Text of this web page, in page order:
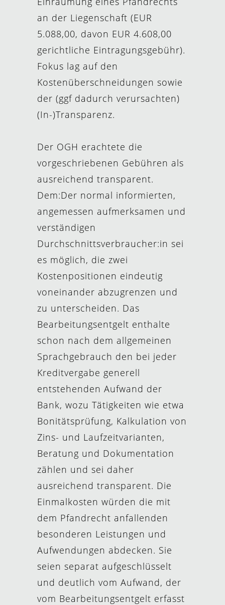
an der Liegenschaft (EUR
5.088,00, davon EUR 4.608,00
gerichtliche Eintragungsgebühr).
Fokus lag auf den
Kostenüberschneidungen sowie
der (ggf dadurch verursachten)
(In-)Transparenz.
Der OGH erachtete die
vorgeschriebenen Gebühren als
ausreichend transparent.
Dem:Der normal informierten,
angemessen aufmerksamen und
verständigen
Durchschnittsverbraucher:in sei
es möglich, die zwei
Kostenpositionen eindeutig
voneinander abzugrenzen und
zu unterscheiden. Das
Bearbeitungsentgelt enthalte
schon nach dem allgemeinen
Sprachgebrauch den bei jeder
Kreditvergabe generell
entstehenden Aufwand der
Bank, wozu Tätigkeiten wie etwa
Bonitätsprüfung, Kalkulation von
Zins- und Laufzeitvarianten,
Beratung und Dokumentation
zählen und sei daher
ausreichend transparent. Die
Einmalkosten würden die mit
dem Pfandrecht anfallenden
besonderen Leistungen und
Aufwendungen abdecken. Sie
seien separat aufgeschlüsselt
und deutlich vom Aufwand, der
vom Bearbeitungsentgelt erfasst